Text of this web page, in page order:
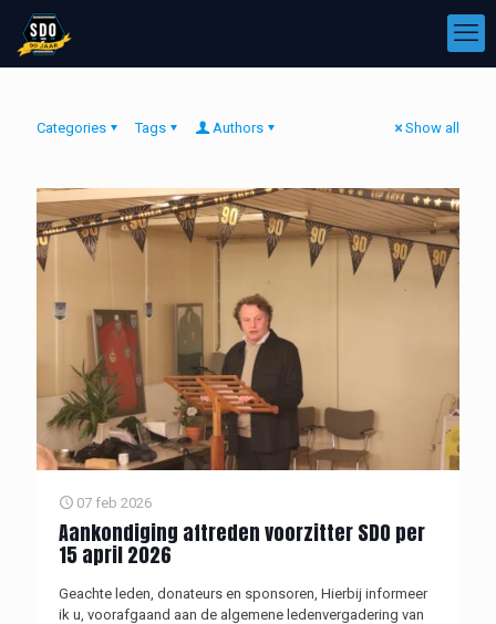
Categories Tags Authors Show all
07 feb 2026
Aankondiging aftreden voorzitter SDO per
15 april 2026
Geachte leden, donateurs en sponsoren, Hierbij informeer
ik u, voorafgaand aan de algemene ledenvergadering van